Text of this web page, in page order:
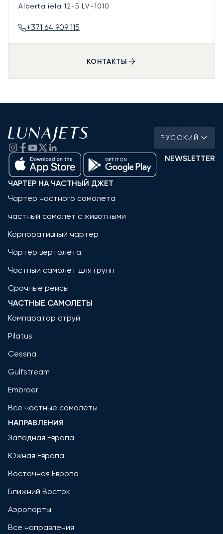
Alberta iela 12-5 LV-1010
+371 64 909 115
КОНТАКТЫ
РУССКИЙ
NEWSLETTER
ЧАРТЕР НА ЧАСТНЫЙ ДЖЕТ
Чартер частного самолета
частный самолет с животными
Корпоративный чартер
Чартер вертолёта
Частный самолет для групп
Срочные рейсы
ЧАСТНЫЕ САМОЛЕТЫ
Компаратор струй
Pilatus
Cessna
Gulfstream
Embraer
Все частные самолеты
НАПРАВЛЕНИЯ
Западная Европа
Южная Европа
Восточная Европа
Ближний Восток
Аэропорты
Все направления